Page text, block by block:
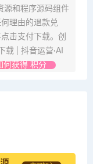
源和程序源码组件
理由的退款兑
击支付下载。创
载 | 抖音运营·AI
何获得 积分